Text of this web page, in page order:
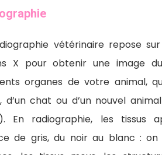
vétérinaire repose sur
X pour obtenir une image
organes de votre animal,
d’un chat ou d’un nouvel
En radiographie, les tissus
de gris, du noir au blanc :